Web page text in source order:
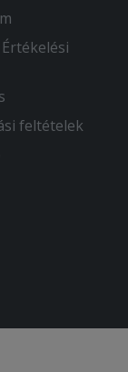
ami
feltételek